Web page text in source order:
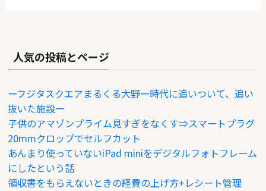
人気の投稿とページ
ーフジタスクエアまるくる大野ー時代に追いついて、追い
抜いた施設ー
子供のアマゾンプライム見すぎをなくす⇒スマートプラグ
20mmクロップでセルフカット
あんまり使っていないiPad miniをデジタルフォトフレーム
にしたという話
領収書をもらえないときの経費の上げ方+レシート管理